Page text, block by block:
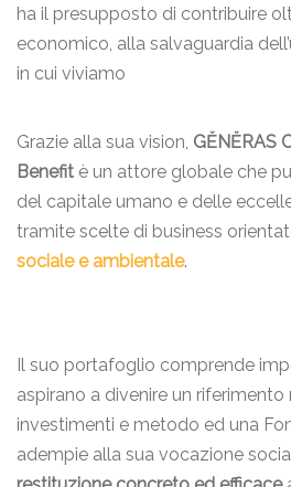
ha il presupposto di contribuire
economico, alla salvaguardia
in cui viviamo
Grazie alla sua vision, GĔNĔRAS
Benefit è un attore globale che
del capitale umano e delle
tramite scelte di business
sociale e ambientale.
Il suo portafoglio comprende
aspirano a divenire un
investimenti e metodo ed una
adempie alla sua vocazione